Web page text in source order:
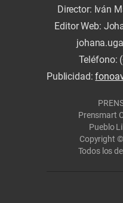
Director: Iván
Editor Web:
Teléfono:
Publicidad:
Prensmart
Pueblo
Copyright
Todos los